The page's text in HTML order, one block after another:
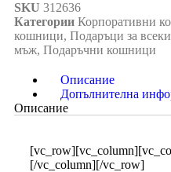
SKU 312636
Категории Корпоративни
кошници, Подаръци за
мъж, Подаръчни кошници
Описание
Допълнителна
Описание
[/vc_column][/vc_row]